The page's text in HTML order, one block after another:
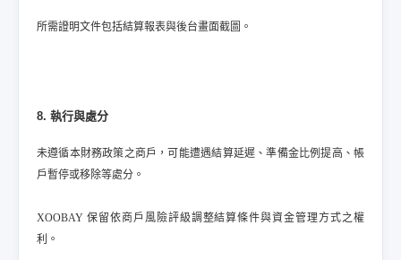
所需證明文件包括結算報表與後台畫面截圖。
8. 執行與處分
未遵循本財務政策之商戶，可能遭遇結算延遲、準備金比例提高、帳
戶暫停或移除等處分。
XOOBAY 保留依商戶風險評級調整結算條件與資金管理方式之權
利。